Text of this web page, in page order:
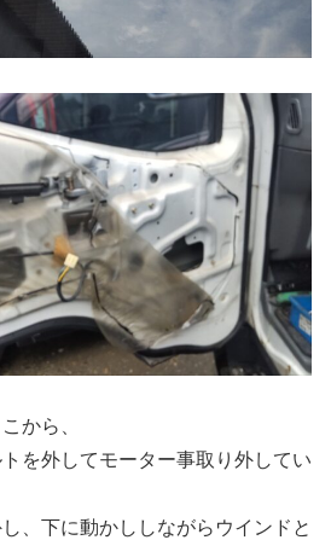
から、
を外してモーター事取り外してい
、下に動かししながらウインドと